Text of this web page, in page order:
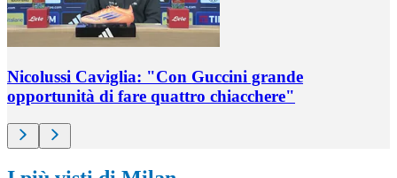
Nicolussi Caviglia: "Con Guccini grande
opportunità di fare quattro chiacchere"